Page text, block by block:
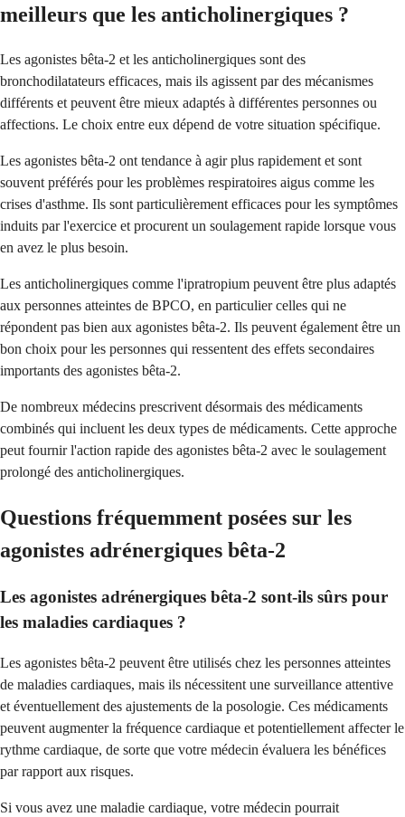
meilleurs que les anticholinergiques ?
Les agonistes bêta-2 et les anticholinergiques sont des
bronchodilatateurs efficaces, mais ils agissent par des mécanismes
différents et peuvent être mieux adaptés à différentes personnes ou
affections. Le choix entre eux dépend de votre situation spécifique.
Les agonistes bêta-2 ont tendance à agir plus rapidement et sont
souvent préférés pour les problèmes respiratoires aigus comme les
crises d'asthme. Ils sont particulièrement efficaces pour les symptômes
induits par l'exercice et procurent un soulagement rapide lorsque vous
en avez le plus besoin.
Les anticholinergiques comme l'ipratropium peuvent être plus adaptés
aux personnes atteintes de BPCO, en particulier celles qui ne
répondent pas bien aux agonistes bêta-2. Ils peuvent également être un
bon choix pour les personnes qui ressentent des effets secondaires
importants des agonistes bêta-2.
De nombreux médecins prescrivent désormais des médicaments
combinés qui incluent les deux types de médicaments. Cette approche
peut fournir l'action rapide des agonistes bêta-2 avec le soulagement
prolongé des anticholinergiques.
Questions fréquemment posées sur les
agonistes adrénergiques bêta-2
Les agonistes adrénergiques bêta-2 sont-ils sûrs pour
les maladies cardiaques ?
Les agonistes bêta-2 peuvent être utilisés chez les personnes atteintes
de maladies cardiaques, mais ils nécessitent une surveillance attentive
et éventuellement des ajustements de la posologie. Ces médicaments
peuvent augmenter la fréquence cardiaque et potentiellement affecter le
rythme cardiaque, de sorte que votre médecin évaluera les bénéfices
par rapport aux risques.
Si vous avez une maladie cardiaque, votre médecin pourrait